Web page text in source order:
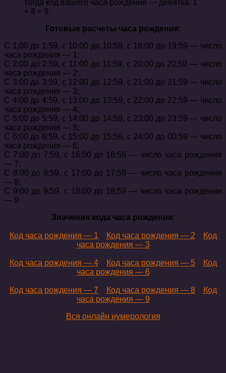
тогда код вашего часа рождения — девятка: 1
+ 8 = 9.
Готовые расчеты часа рождения:
С 1:00 до 1:59, с 10:00 до 10:59, с 19:00 до 19:59 — число
часа рождения — 1;
С 2:00 до 2:59, с 11:00 до 11:59, с 20:00 до 20:59 — число
часа рождения — 2;
С 3:00 до 3:59, с 12:00 до 12:59, с 21:00 до 21:59 — число
часа рождения — 3;
С 4:00 до 4:59, с 13:00 до 13:59, с 22:00 до 22:59 — число
часа рождения — 4;
С 5:00 до 5:59, с 14:00 до 14:59, с 23:00 до 23:59 — число
часа рождения — 5;
С 6:00 до 6:59, с 15:00 до 15:59, с 24:00 до 00:59 — число
часа рождения — 6;
С 7:00 до 7:59, с 16:00 до 16:59 — число часа рождения
— 7;
С 8:00 до 8:59, с 17:00 до 17:59 — число часа рождения
— 8;
С 9:00 до 9:59, с 18:00 до 18:59 — число часа рождения
— 9.
Значения кода часа рождения:
Код часа рождения — 1 Код часа рождения — 2
Код
часа рождения — 3
Код часа рождения — 4 Код часа рождения — 5
Код
часа рождения — 6
Код часа рождения — 7 Код часа рождения — 8
Код
часа рождения — 9
Вся онлайн нумерология